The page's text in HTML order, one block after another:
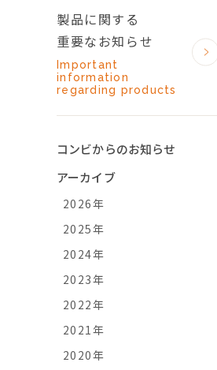
製品に関する
重要なお知らせ
Important
information
regarding products
コンビからのお知らせ
アーカイブ
2026年
2025年
2024年
2023年
2022年
2021年
2020年